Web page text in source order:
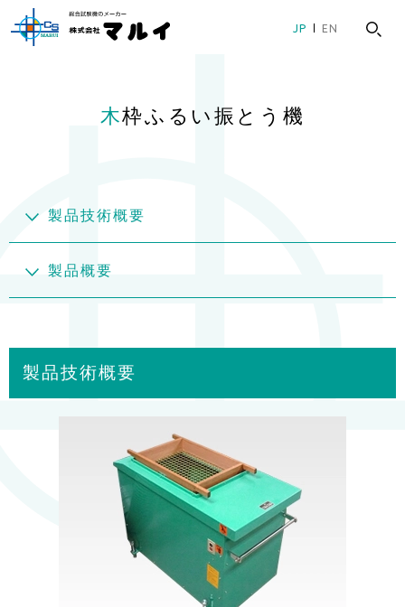
ロ
シ
文
ー
ョ
ッ
JP EN
木枠ふるい振とう機
製品技術概要
製品概要
製品技術概要